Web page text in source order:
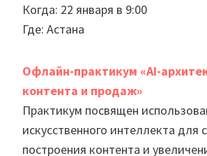
Когда: 22 января в 9:00
Где: Астана
Офлайн-практикум «AI-
контента и продаж»
Практикум посвящен
искусственного интеллекта для
построения контента и